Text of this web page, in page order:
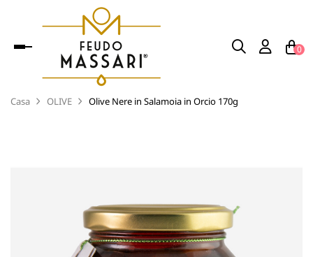
navigazione
Toggle
0
Casa OLIVE Olive Nere in Salamoia in Orcio 170g